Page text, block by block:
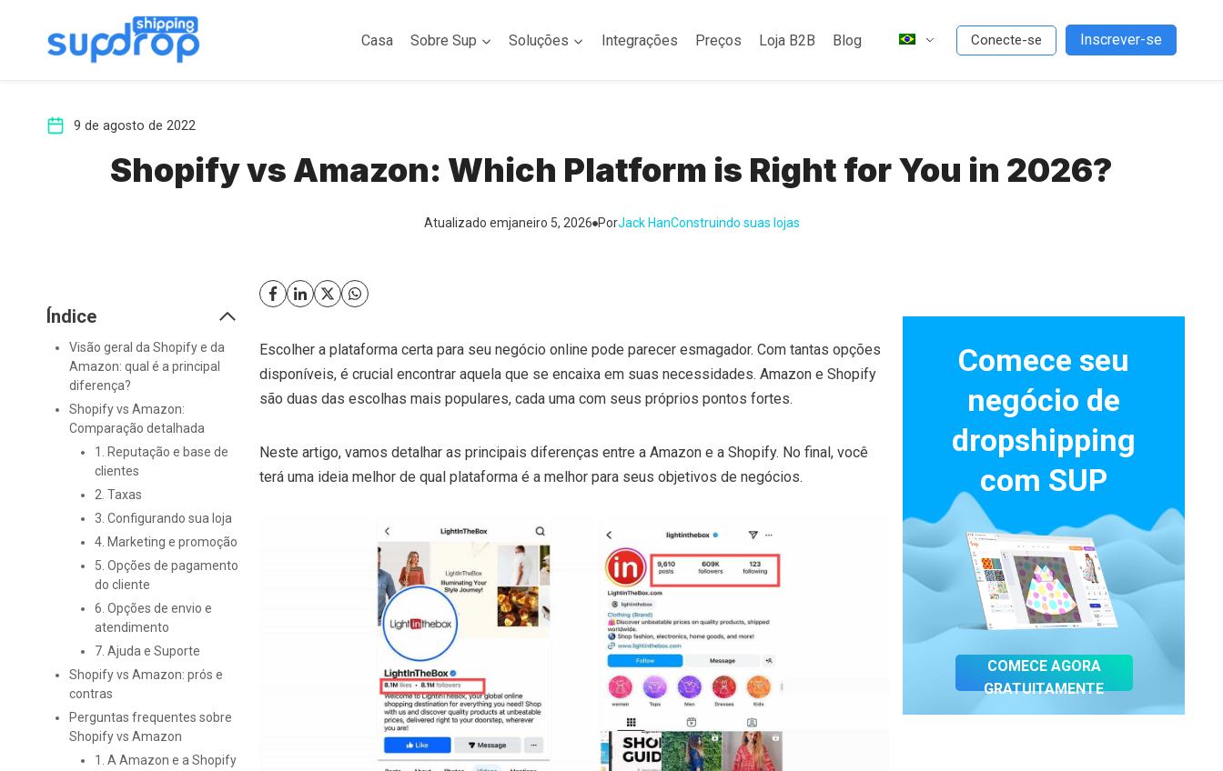
Casa Sobre Sup Soluções Integrações Preços Loja B2B Blog Conecte-se Inscrever-se
9 de agosto de 2022
Shopify vs Amazon: Which Platform is Right for You in 2026?
Atualizado emjaneiro 5, 2026 PorJack HanConstruindo suas lojas
Índice
Visão geral da Shopify e da
Amazon: qual é a principal
diferença?
Shopify vs Amazon:
Comparação detalhada
1. Reputação e base de
clientes
2. Taxas
3. Configurando sua loja
4. Marketing e promoção
5. Opções de pagamento
do cliente
6. Opções de envio e
atendimento
7. Ajuda e Suporte
Shopify vs Amazon: prós e
contras
Perguntas frequentes sobre
Shopify vs Amazon
1. A Amazon e a Shopify
Escolher a plataforma certa para seu negócio online pode parecer esmagador. Com tantas opções
disponíveis, é crucial encontrar aquela que se encaixa em suas necessidades. Amazon e Shopify
são duas das escolhas mais populares, cada uma com seus próprios pontos fortes.
Neste artigo, vamos detalhar as principais diferenças entre a Amazon e a Shopify. No final, você
terá uma ideia melhor de qual plataforma é a melhor para seus objetivos de negócios.
Comece seu
negócio de
dropshipping
com SUP
COMECE AGORA
GRATUITAMENTE